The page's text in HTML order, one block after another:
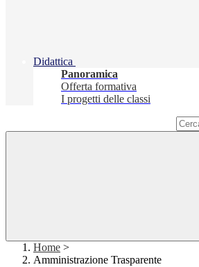
Didattica
Panoramica
Offerta formativa
I progetti delle classi
Home >
Amministrazione Trasparente